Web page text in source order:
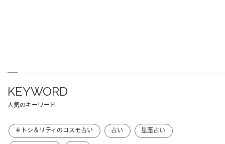
KEYWORD
人気のキーワード
＃トシ＆リティのコスモ占い 占い
星座占い